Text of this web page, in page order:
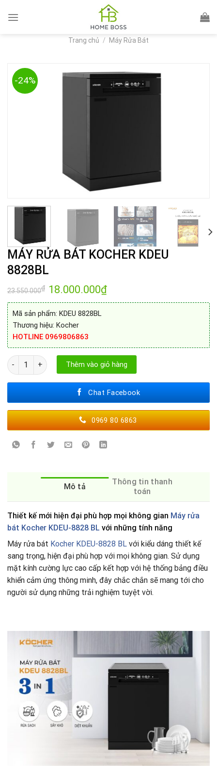
Trang chủ / Máy Rửa Bát
-24%
MÁY RỬA BÁT KOCHER KDEU
8828BL
23.550.000₫ Giá
gốc
là:
18.000.000₫Giá
tại
Mã sản phẩm: KDEU 8828BL
Thương hiệu: Kocher
HOTLINE 0969806863
MÁY RỬA BÁT KOCHER KDEU 8828BL số lượng
Thêm vào giỏ hàng
Chat Facebook
0969 80 6863
Mô tả
Thông tin thanh
toán
Thiết kế mới hiện đại phù hợp mọi không gian Máy rửa
bát Kocher KDEU-8828 BL với những tính năng
Máy rửa bát Kocher KDEU-8828 BL với kiểu dáng thiết kế
sang trọng, hiện đại phù hợp với mọi không gian. Sử dụng
mặt kính cường lực cao cấp kết hợp với hệ thống bảng điều
khiển cảm ứng thông minh, đây chắc chắn sẽ mang tới cho
người sử dụng những trải nghiệm tuyệt vời.